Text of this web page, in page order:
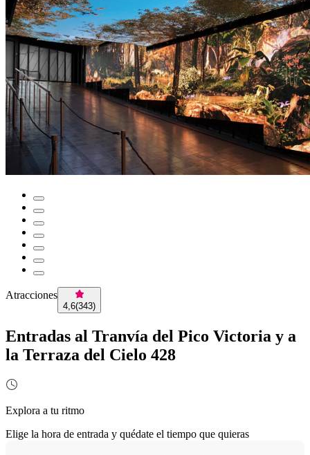
Atracciones
4,6(343)
Entradas al Tranvía del Pico Victoria y a
la Terraza del Cielo 428
Explora a tu ritmo
Elige la hora de entrada y quédate el tiempo que quieras